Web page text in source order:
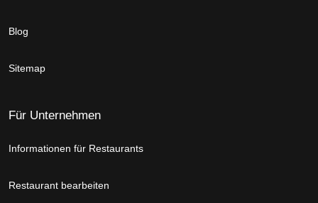
Blog
Sitemap
Für Unternehmen
Informationen für Restaurants
Restaurant bearbeiten